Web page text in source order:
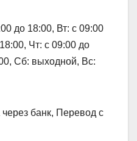
до 18:00, Вт: с 09:00
Чт: с 09:00 до
Сб: выходной, Вс:
банк, Перевод с